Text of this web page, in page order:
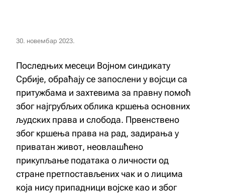
30. новембар 2023.
Последњих месеци Војном синдикату
Србије, обраћају се запослени у војсци са
притужбама и захтевима за правну помоћ
због најгрубљих облика кршења основних
људских права и слобода. Првенствено
због кршења права на рад, задирања у
приватан живот, неовлашћено
прикупљање података о личности од
стране претпостављених чак и о лицима
која нису припадници војске као и због